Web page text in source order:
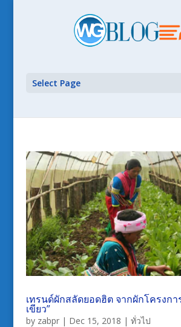
Select Page
เทรนด์ผักสลัดยอดฮิต จากผักโครงก
เขียว”
by zabpr| Dec 15, 2018 | ทั่วไป